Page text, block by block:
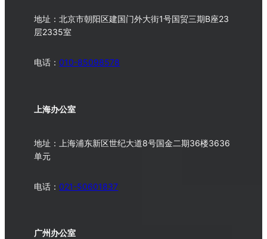
地址：北京市朝阳区建国门外大街1号国贸三期B座23
层2335室
电话：010-85098578
上海办公室
地址：上海浦东新区世纪大道8号国金二期36楼3636
单元
电话：021-50601837
广州办公室